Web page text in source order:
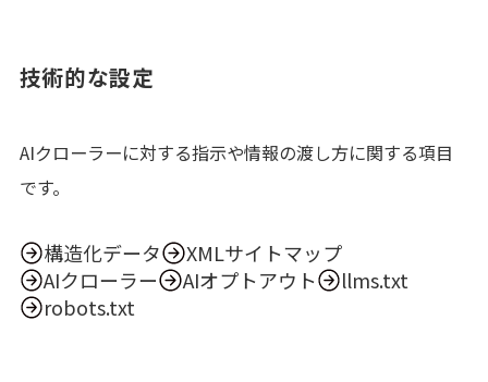
技術的な設定
AIクローラーに対する指示や情報の渡し方に関する項目
です。
構造化データ
XMLサイトマップ
AIクローラー
AIオプトアウト
llms.txt
robots.txt